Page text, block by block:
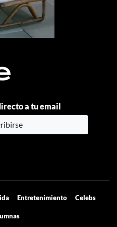
a tu email
Entretenimiento Celebs